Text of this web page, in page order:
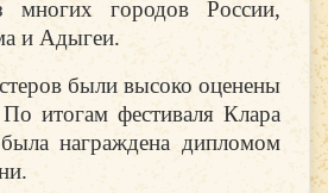
городов России,
и Адыгеи.
были высоко оценены
итогам фестиваля Клара
награждена дипломом